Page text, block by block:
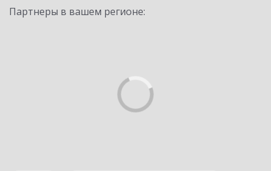
Партнеры в вашем регионе: